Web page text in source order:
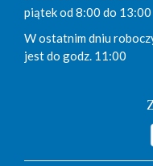
piątek od 8:00 do 13:00
W ostatnim dniu
jest do godz. 11:00